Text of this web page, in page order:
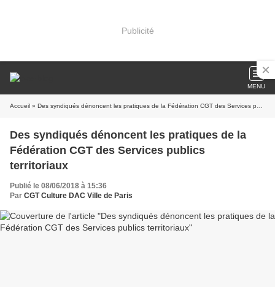
Publicité
MENU
Accueil » Des syndiqués dénoncent les pratiques de la Fédération CGT des Services publics territoriaux
Des syndiqués dénoncent les pratiques de la
Fédération CGT des Services publics
territoriaux
Publié le 08/06/2018 à 15:36
Par CGT Culture DAC Ville de Paris